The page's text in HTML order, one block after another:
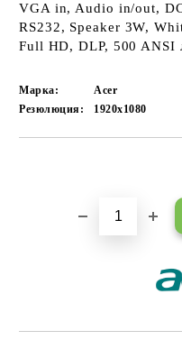
VGA in, Audio in/out,
RS232, Speaker 3W,
Full HD, DLP, 500 ANSI
Марка:
Acer
Резюлюция:
1920x1080